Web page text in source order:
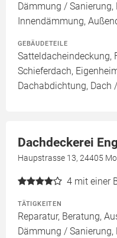
Dämmung /
Innendämmung,
GEBÄUDETEILE
Satteldacheindeckung,
Schieferdach,
Dachabdichtung, Dach
Dachdeckerei
Haupstrasse 13, 24405
4 mit einer
TÄTIGKEITEN
Reparatur, Beratung,
Dämmung /